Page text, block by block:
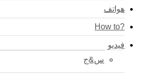
هواتف
?How to
فيديو
س&ج